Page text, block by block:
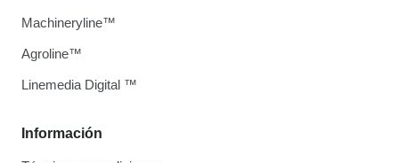
Información
Machineryline™
Agroline™
Linemedia Digital ™